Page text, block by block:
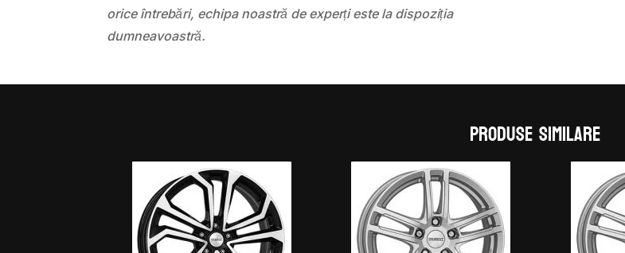
orice întrebări, echipa noastră de experți este la dispoziția
dumneavoastră.
Produse similare